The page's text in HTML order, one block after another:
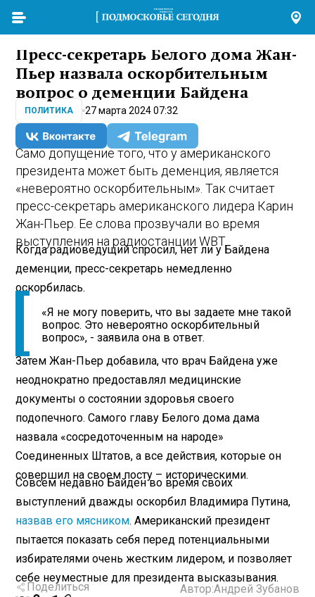
Пресс-секретарь Белого дома Жан-
Пьер назвала оскорбительным
вопрос о деменции Байдена
ПОЛИТИКА 27 марта 2024 07:32
Само допущение того, что у американского
президента может быть деменция, является
«невероятно оскорбительным». Так считает
пресс-секретарь американского лидера Карин
Жан-Пьер. Ее слова прозвучали во время
выступления на радиостанции WBT.
Когда радиоведущий спросил, нет ли у Байдена
деменции, пресс-секретарь немедленно
оскорбилась.
«Я не могу поверить, что вы задаете мне такой
вопрос. Это невероятно оскорбительный
вопрос», - заявила она в ответ.
Затем Жан-Пьер добавила, что врач Байдена уже
неоднократно предоставлял медицинские
документы о состоянии здоровья своего
подопечного. Самого главу Белого дома дама
назвала «сосредоточенным на народе»
Соединенных Штатов, а все действия, которые он
совершил на своем посту – историческими.
Совсем недавно Байден во время своих
выступлений дважды оскорбил Владимира Путина,
назвав его мясником. Американский президент
пытается показать себя перед потенциальными
избирателями очень жестким лидером, и позволяет
себе неуместные для президента высказывания.
Поделиться Автор:Андрей Зубанов